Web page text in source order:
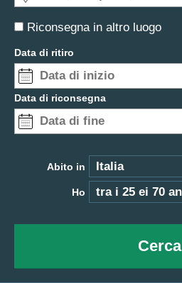
Riconsegna in altro luogo
Data di ritiro
Data di riconsegna
Abito in
Ho
Cerca